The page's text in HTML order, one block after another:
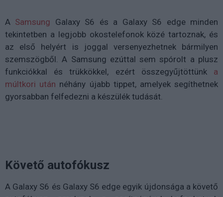
A Samsung Galaxy S6 és a Galaxy S6 edge minden
tekintetben a legjobb okostelefonok közé tartoznak, és
az első helyért is joggal versenyezhetnek bármilyen
szemszögből. A Samsung ezúttal sem spórolt a plusz
funkciókkal és trükkökkel, ezért összegyűjtöttünk a
múltkori után néhány újabb tippet, amelyek segíthetnek
gyorsabban felfedezni a készülék tudását.
Követő autofókusz
A Galaxy S6 és Galaxy S6 edge egyik újdonsága a követő